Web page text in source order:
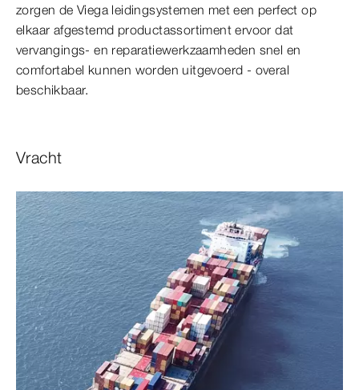
zorgen de Viega leidingsystemen met een perfect op
elkaar afgestemd productassortiment ervoor dat
vervangings- en reparatiewerkzaamheden snel en
comfortabel kunnen worden uitgevoerd - overal
beschikbaar.
Vracht